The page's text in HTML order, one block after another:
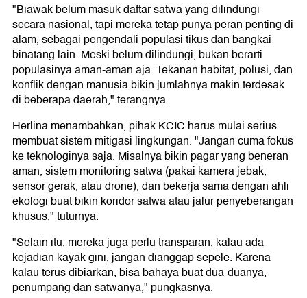
"Biawak belum masuk daftar satwa yang dilindungi
secara nasional, tapi mereka tetap punya peran penting di
alam, sebagai pengendali populasi tikus dan bangkai
binatang lain. Meski belum dilindungi, bukan berarti
populasinya aman-aman aja. Tekanan habitat, polusi, dan
konflik dengan manusia bikin jumlahnya makin terdesak
di beberapa daerah," terangnya.
Herlina menambahkan, pihak KCIC harus mulai serius
membuat sistem mitigasi lingkungan. "Jangan cuma fokus
ke teknologinya saja. Misalnya bikin pagar yang beneran
aman, sistem monitoring satwa (pakai kamera jebak,
sensor gerak, atau drone), dan bekerja sama dengan ahli
ekologi buat bikin koridor satwa atau jalur penyeberangan
khusus," tuturnya.
"Selain itu, mereka juga perlu transparan, kalau ada
kejadian kayak gini, jangan dianggap sepele. Karena
kalau terus dibiarkan, bisa bahaya buat dua-duanya,
penumpang dan satwanya," pungkasnya.